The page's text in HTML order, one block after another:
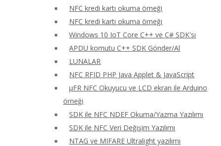
NFC kredi kartı okuma örneği
NFC kredi kartı okuma örneği
Windows 10 IoT Core C++ ve C# SDK'sı
APDU komutu C++ SDK Gönder/Al
LUNALAR
NFC RFID PHP Java Applet & JavaScript
μFR NFC Okuyucu ve LCD ekran ile Arduino
örneği
SDK ile NFC NDEF Okuma/Yazma Yazılımı
SDK ile NFC Veri Değişim Yazılımı
NTAG ve MIFARE Ultralight yazılımı